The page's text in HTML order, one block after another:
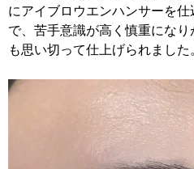
にアイブロウエンハンサーを仕
で、苦手意識が高く慎重にな
も思い切って仕上げられました